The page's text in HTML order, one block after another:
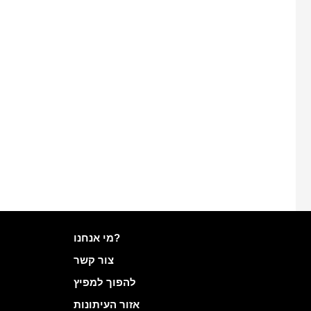
מי אנחנו?
צור קשר
להפוך למפיץ
אזור העיתונות